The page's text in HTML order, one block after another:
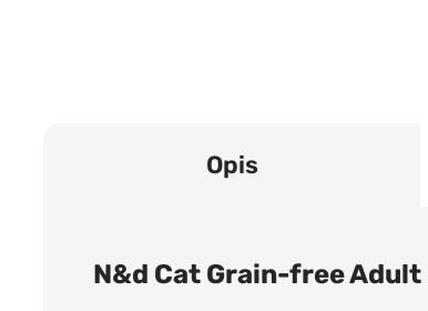
Opis
N&d Cat Grain-free Adult